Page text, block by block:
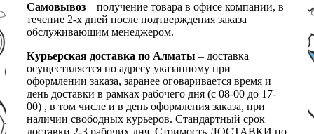
Самовывоз – получение товара в офисе компании, в
течение 2-х дней после подтверждения заказа
обслуживающим менеджером.
Курьерская доставка по Алматы – доставка
осуществляется по адресу указанному при
оформлении заказа, заранее оговаривается время и
день доставки в рамках рабочего дня (с 08-00 до 17-
00) , в том числе и в день оформления заказа, при
наличии свободных курьеров. Стандартный срок